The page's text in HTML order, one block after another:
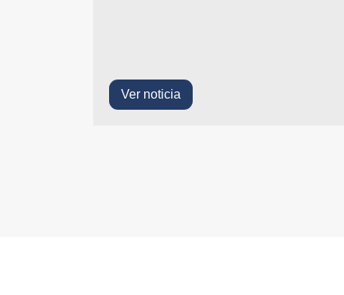
Ver noticia